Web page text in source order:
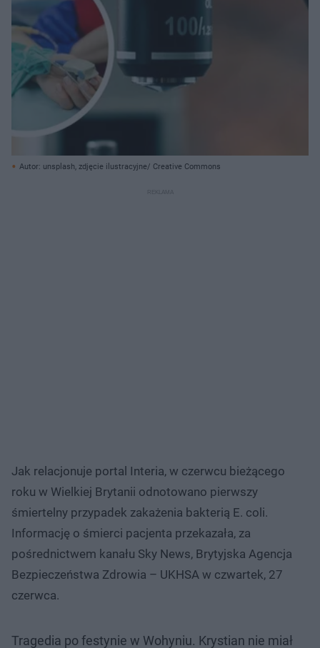
Autor: unsplash, zdjęcie ilustracyjne/ Creative Commons
Jak relacjonuje portal Interia, w czerwcu bieżącego
roku w Wielkiej Brytanii odnotowano pierwszy
śmiertelny przypadek zakażenia bakterią E. coli.
Informację o śmierci pacjenta przekazała, za
pośrednictwem kanału Sky News, Brytyjska Agencja
Bezpieczeństwa Zdrowia – UKHSA w czwartek, 27
czerwca.
Tragedia po festynie w Wohyniu. Krystian nie miał